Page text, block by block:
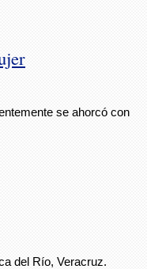
se ahorcó con
del Río, Veracruz.